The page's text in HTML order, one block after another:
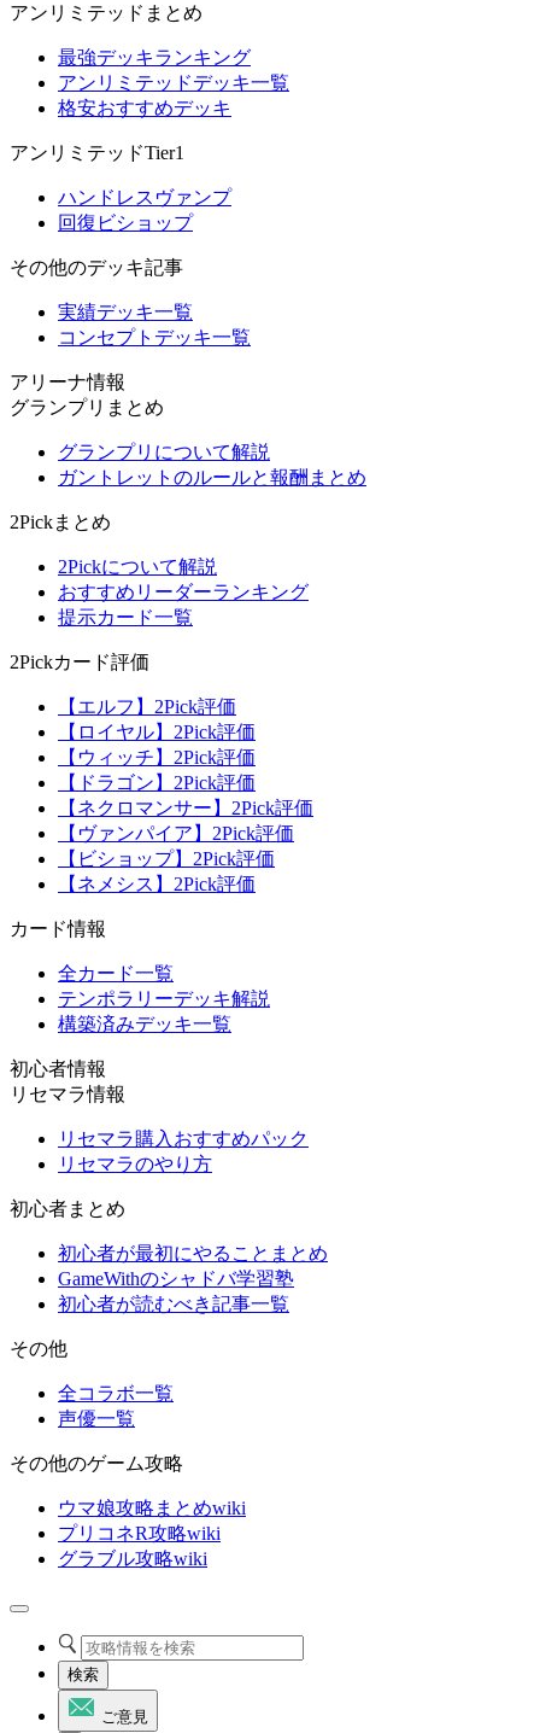
アンリミテッドまとめ
最強デッキランキング
アンリミテッドデッキ一覧
格安おすすめデッキ
アンリミテッドTier1
ハンドレスヴァンプ
回復ビショップ
その他のデッキ記事
実績デッキ一覧
コンセプトデッキ一覧
アリーナ情報
グランプリまとめ
グランプリについて解説
ガントレットのルールと報酬まとめ
2Pickまとめ
2Pickについて解説
おすすめリーダーランキング
提示カード一覧
2Pickカード評価
【エルフ】2Pick評価
【ロイヤル】2Pick評価
【ウィッチ】2Pick評価
【ドラゴン】2Pick評価
【ネクロマンサー】2Pick評価
【ヴァンパイア】2Pick評価
【ビショップ】2Pick評価
【ネメシス】2Pick評価
カード情報
全カード一覧
テンポラリーデッキ解説
構築済みデッキ一覧
初心者情報
リセマラ情報
リセマラ購入おすすめパック
リセマラのやり方
初心者まとめ
初心者が最初にやることまとめ
GameWithのシャドバ学習塾
初心者が読むべき記事一覧
その他
全コラボ一覧
声優一覧
その他のゲーム攻略
ウマ娘攻略まとめwiki
プリコネR攻略wiki
グラブル攻略wiki
検索
ご意見